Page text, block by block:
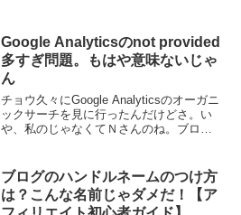
Google Analyticsのnot provided
多すぎ問題。もはや意味ないじゃ
ん
チョウ久々にGoogle Analyticsのオーガニ
ックサーチを見に行ったんだけどさ。い
や、私のじゃなくてＮさんのね。ブログ
や、アクセス解析の意味なくな...
ブログのハンドルネームのつけ方
は？こんな名前じゃダメだ！【ア